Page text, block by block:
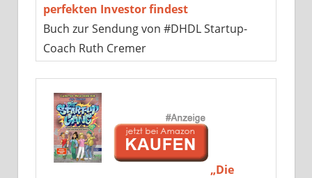
perfekten Investor findest
Buch zur Sendung von #DHDL Startup-
Coach Ruth Cremer
„Die